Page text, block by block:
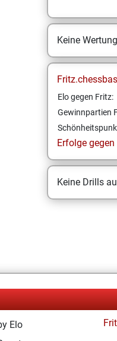
Keine
Elo gegen Fritz:
Gewinnpartien
Erfolge gegen
Keine Drills
Elo